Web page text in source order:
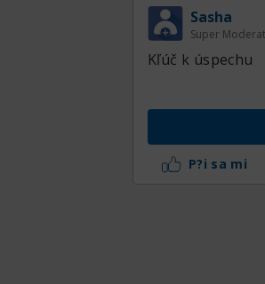
Sasha
Super
Kľúč k úspechu
P?i sa mi